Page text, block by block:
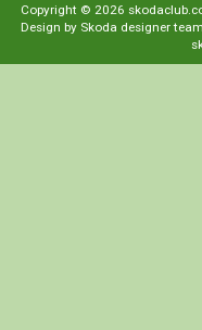
Copyright © 2026
Design by Skoda designer team